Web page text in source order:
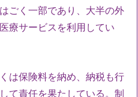
ごく一部であり、大半の外
療サービスを利用してい
は保険料を納め、納税も行
て責任を果たしている。制